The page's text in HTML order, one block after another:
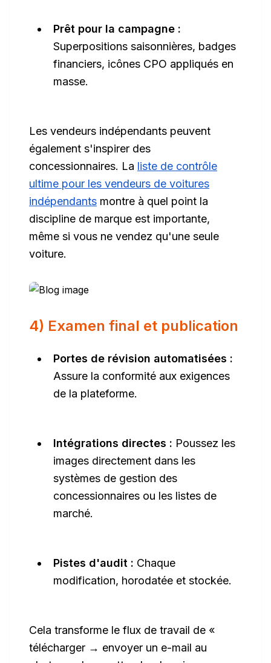
Prêt pour la campagne :
Superpositions saisonnières, badges
financiers, icônes CPO appliqués en
masse.
Les vendeurs indépendants peuvent
également s'inspirer des
concessionnaires. La liste de contrôle
ultime pour les vendeurs de voitures
indépendants montre à quel point la
discipline de marque est importante,
même si vous ne vendez qu'une seule
voiture.
4) Examen final et publication
Portes de révision automatisées :
Assure la conformité aux exigences
de la plateforme.
Intégrations directes : Poussez les
images directement dans les
systèmes de gestion des
concessionnaires ou les listes de
marché.
Pistes d'audit : Chaque
modification, horodatée et stockée.
Cela transforme le flux de travail de «
télécharger → envoyer un e-mail au